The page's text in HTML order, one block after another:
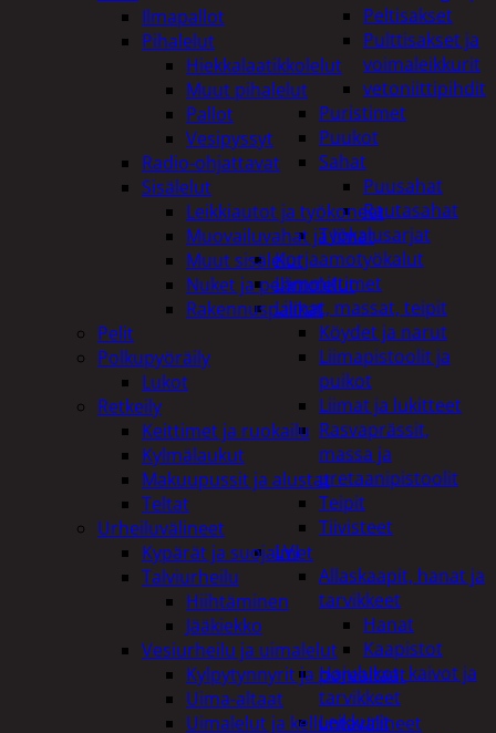
Peltisakset
Pulttisakset ja
voimaleikkurit
vetoniittipihdit
Puristimet
Puukot
Sahat
Puusahat
Rautasahat
Työkalusarjat
Korjaamotyökalut
Lämmittimet
Liimat, massat, teipit
Köydet ja narut
Liimapistoolit ja
puikot
Liimat ja lukitteet
Rasvaprässit,
massa ja
uretaanipistoolit
Teipit
Tiivisteet
LVI
Allaskaapit, hanat ja
tarvikkeet
Hanat
Kaapistot
Hajulukot, kaivot ja
tarvikkeet
Leikkurit
Ilmapallot
Pihalelut
Hiekkalaatikkolelut
Muut pihalelut
Pallot
Vesipyssyt
Radio-ohjattavat
Sisälelut
Leikkiautot ja työkoneet
Muovailuvahat ja limat
Muut sisälelut
Nuket ja pehmolelut
Rakennuspalikat
Pelit
Polkupyöräily
Lukot
Retkeily
Keittimet ja ruokailu
Kylmälaukut
Makuupussit ja alustat
Teltat
Urheiluvälineet
Kypärät ja suojaimet
Talviurheilu
Hiihtäminen
Jääkiekko
Vesiurheilu ja uimalelut
Kylpytynnyrit ja porealtaat
Uima-altaat
Uimalelut ja kelluntavälineet